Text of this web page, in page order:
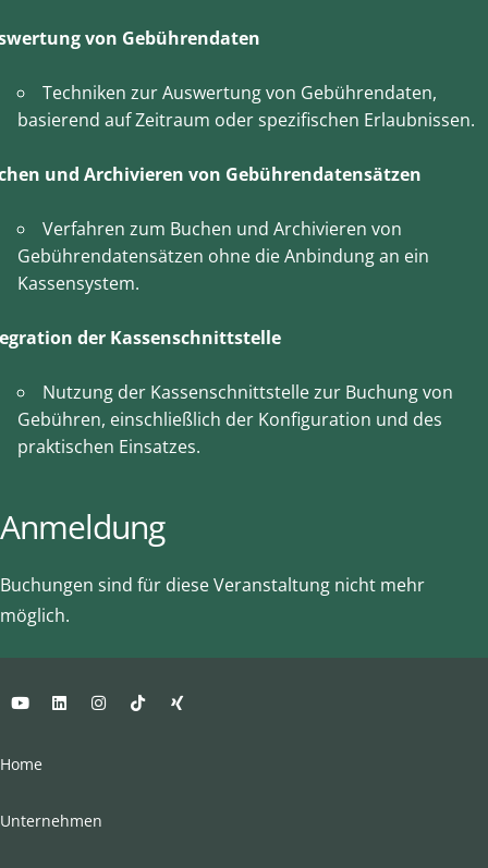
von Gebührendaten
Techniken zur Auswertung von Gebührendaten,
basierend auf Zeitraum oder spezifischen Erlaubnissen.
und Archivieren von Gebührendatensätzen
Verfahren zum Buchen und Archivieren von
Gebührendatensätzen ohne die Anbindung an ein
Kassensystem.
der Kassenschnittstelle
Nutzung der Kassenschnittstelle zur Buchung von
Gebühren, einschließlich der Konfiguration und des
praktischen Einsatzes.
Anmeldung
Buchungen sind für diese Veranstaltung nicht mehr
möglich.
Home
Unternehmen